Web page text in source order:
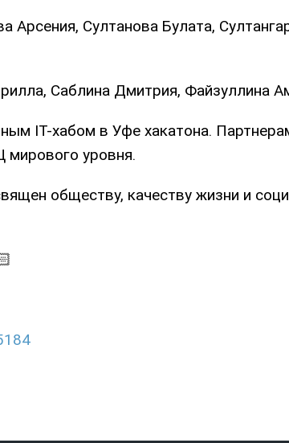
Султанова Булата,
Саблина Дмитрия, Файзуллина
IT-хабом в Уфе хакатона.
мирового уровня.
обществу, качеству жизни и